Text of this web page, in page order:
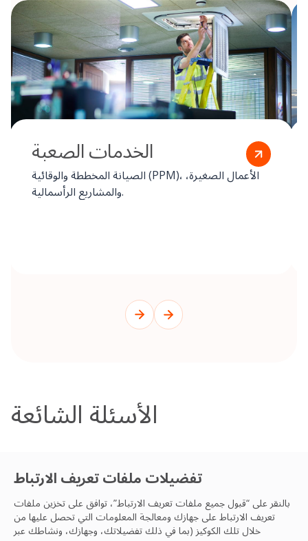
تفضيلات ملفات تعريف الارتباط
بالنقر على “قبول جميع ملفات تعريف الارتباط”، توافق على تخزين ملفات
تعريف الارتباط على جهازك ومعالجة المعلومات التي تحصل عليها من
خلال تلك الكوكيز (بما في ذلك تفضيلاتك، وجهازك، ونشاطك عبر
الخدمات الصعبة
الصيانة المخططة والوقائية (PPM)، الأعمال الصغيرة،
والمشاريع الرأسمالية.
الأسئلة الشائعة
تواصل مع فريق مكافحة